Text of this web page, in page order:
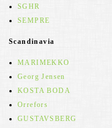
SGHR
SEMPRE
Scandinavia
MARIMEKKO
Georg Jensen
KOSTA BODA
Orrefors
GUSTAVSBERG